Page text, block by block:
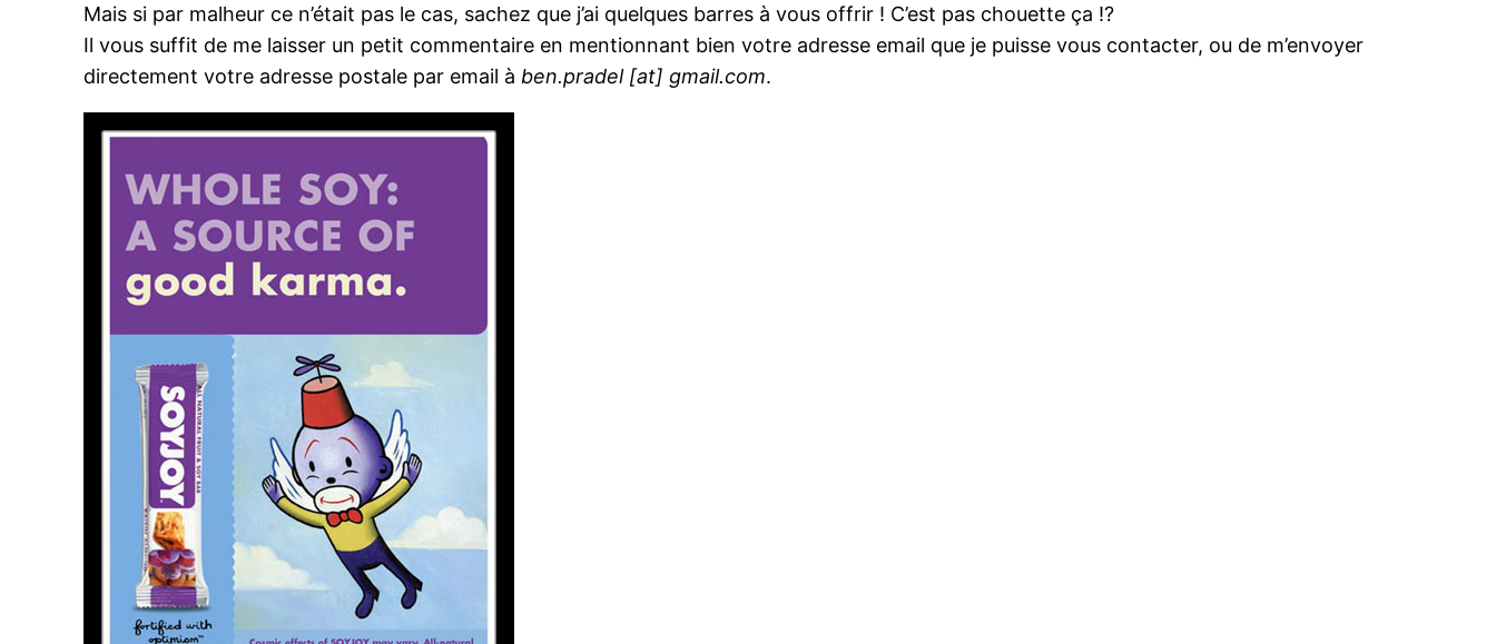
Mais si par malheur ce n’était pas le cas, sachez que j’ai quelques barres à vous offrir ! C’est pas chouette ça !?
Il vous suffit de me laisser un petit commentaire en mentionnant bien votre adresse email que je puisse vous contacter, ou de m’envoyer
directement votre adresse postale par email à ben.pradel [at] gmail.com.